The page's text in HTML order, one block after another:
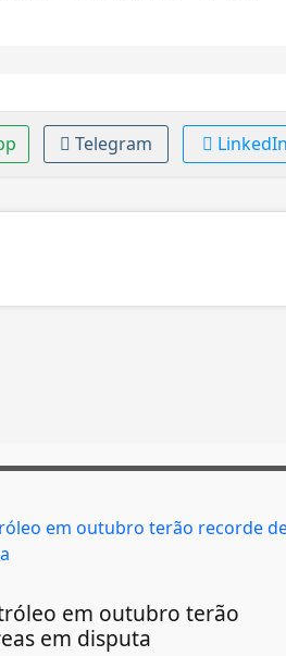
Telegram LinkedIn
em outubro terão
em disputa